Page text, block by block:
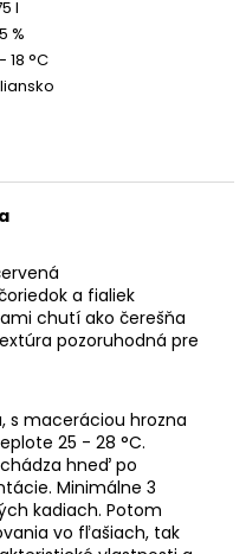
l
%
18 °C
a fialiek
chutí ako čerešňa
pozoruhodná pre
s maceráciou hrozna
25 - 28 °C.
hneď po
Minimálne 3
kadiach. Potom
vo fľašiach, tak